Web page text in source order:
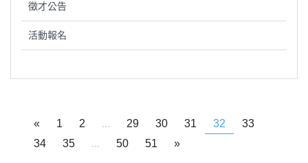
徵才公告
活動報名
« 1 2 ... 29 30 31 32
33
34
35 ... 50 51 »